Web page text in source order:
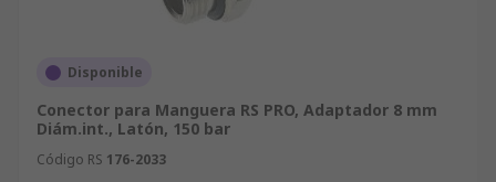
Disponible
Conector para Manguera RS PRO, Adaptador 8 mm
Diám.int., Latón, 150 bar
Código RS 176-2033